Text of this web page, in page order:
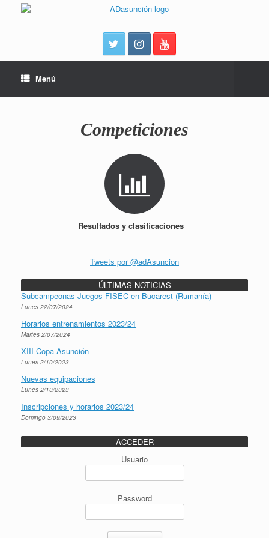
Menú
Competiciones
Resultados y clasificaciones
Tweets por @adAsuncion
ÚLTIMAS NOTICIAS
Subcampeonas Juegos FISEC en Bucarest (Rumanía)
Lunes 22/07/2024
Horarios entrenamientos 2023/24
Martes 2/07/2024
XIII Copa Asunción
Lunes 2/10/2023
Nuevas equipaciones
Lunes 2/10/2023
Inscripciones y horarios 2023/24
Domingo 3/09/2023
ACCEDER
Usuario
Password